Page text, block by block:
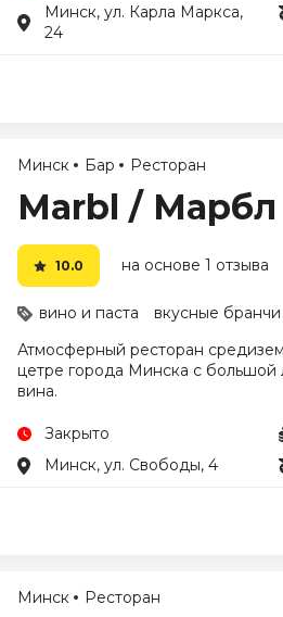
Минск, ул. Карла Маркса,
24
Минск Бар Ресторан
Marbl / Марбл
10.0 на основе 1 отзыва
вино и паста вкусные бранчи
Атмосферный ресторан
цетре города Минска с большой
вина.
Закрыто
Минск, ул. Свободы, 4
Минск Ресторан